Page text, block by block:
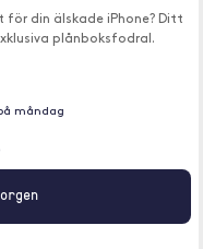
din älskade iPhone? Ditt
plånboksfodral.
måndag